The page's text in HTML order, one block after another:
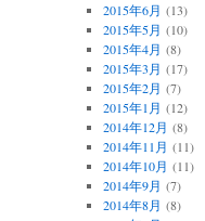
2015年6月 (13)
2015年5月 (10)
2015年4月 (8)
2015年3月 (17)
2015年2月 (7)
2015年1月 (12)
2014年12月 (8)
2014年11月 (11)
2014年10月 (11)
2014年9月 (7)
2014年8月 (8)